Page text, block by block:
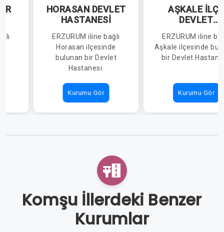
HORASAN DEVLET
HASTANESİ
ERZURUM iline bağlı
Horasan ilçesinde
bulunan bir Devlet
Hastanesi.
Kurumu Gör
AŞKALE İLÇE
DEVLET
ERZURUM iline
Aşkale ilçesinde
bir Devlet
Kurumu Gör
Komşu İllerdeki Benzer
Kurumlar